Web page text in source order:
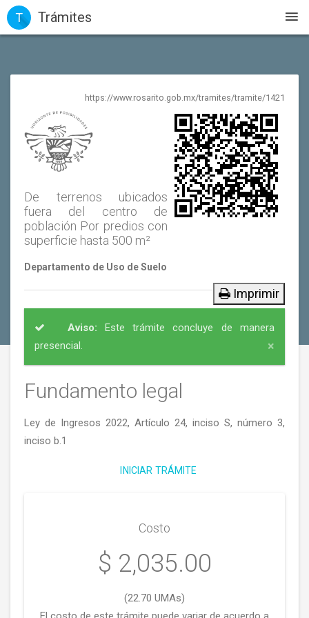
T Trámites
https://www.rosarito.gob.mx/tramites/tramite/1421
De terrenos ubicados
fuera del centro de
población Por predios con
superficie hasta 500 m²
Departamento de Uso de Suelo
Imprimir
Aviso: Este trámite concluye de manera
presencial.
×
Fundamento legal
Ley de Ingresos 2022, Artículo 24, inciso S, número 3,
inciso b.1
INICIAR TRÁMITE
Costo
$ 2,035.00
(22.70 UMAs)